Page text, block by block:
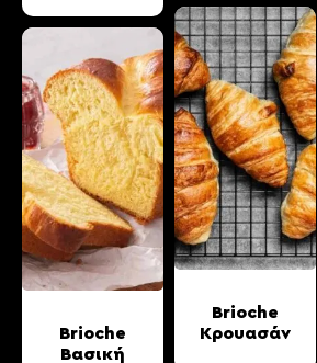
Brioche
Κρουασάν
Brioche
Βασική